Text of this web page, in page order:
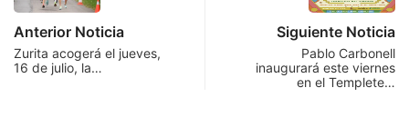
Anterior Noticia
Zurita acogerá el jueves,
16 de julio, la…
Siguiente Noticia
Pablo Carbonell
inaugurará este viernes
en el Templete…